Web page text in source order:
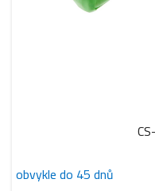
obvykle do 45 dnů